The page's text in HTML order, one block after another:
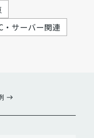
・サーバー関連